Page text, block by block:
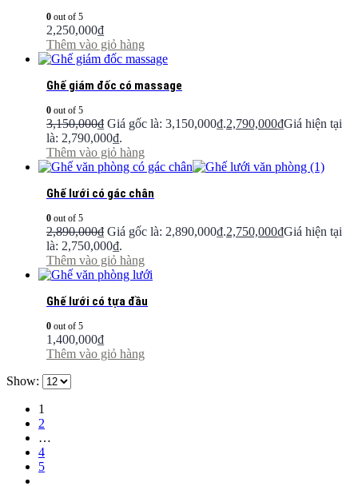
0 out of 5
2,250,000₫
Thêm vào giỏ hàng
Ghế giám đốc có massage
0 out of 5
3,150,000₫ Giá gốc là: 3,150,000₫.2,790,000₫Giá hiện tại
là: 2,790,000₫.
Thêm vào giỏ hàng
Ghế lưới có gác chân
0 out of 5
2,890,000₫ Giá gốc là: 2,890,000₫.2,750,000₫Giá hiện tại
là: 2,750,000₫.
Thêm vào giỏ hàng
Ghế lưới có tựa đầu
0 out of 5
1,400,000₫
Thêm vào giỏ hàng
Show:
1
2
…
4
5